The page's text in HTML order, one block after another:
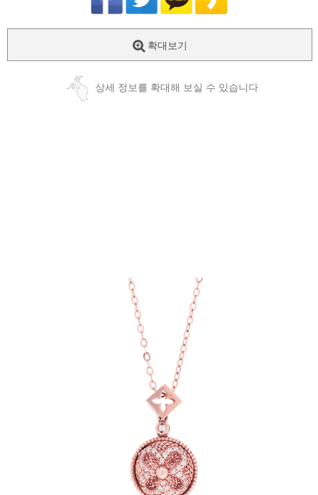
확대보기
상세 정보를 확대해 보실 수 있습니다